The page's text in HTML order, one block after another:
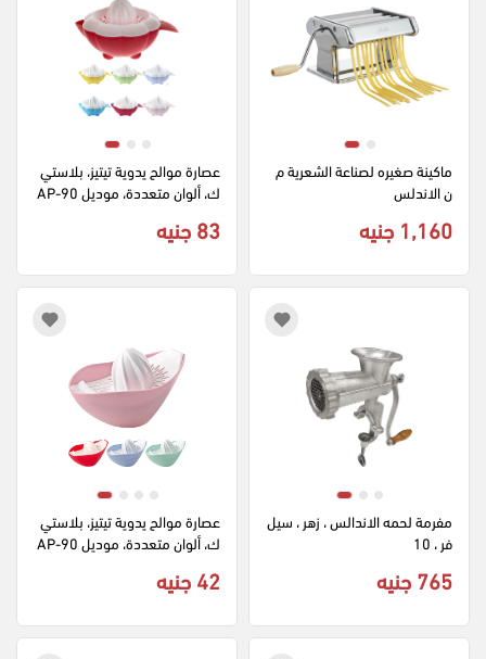
ماكينة صغيره لصناعة الشعرية م
ن الاندلس
1,160 جنيه
عصارة موالح يدوية تيتيز، بلاستي
ك، ألوان متعددة، موديل AP‑90
83 جنيه
مفرمة لحمه الاندالس ، زهر ، سيل
فر ، 10
765 جنيه
عصارة موالح يدوية تيتيز، بلاستي
ك، ألوان متعددة، موديل AP‑90
42 جنيه